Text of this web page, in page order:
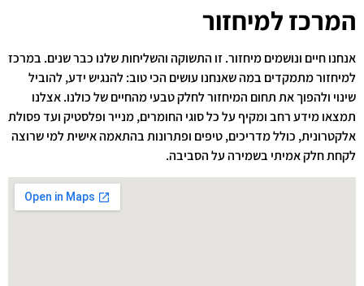
המרכז למיחזור
אנחנו חיים ונושמים מיחזור. זו התשוקה והשליחות שלנו כבר שנים. במרכז
למיחזור מתמקדים במה שאנחנו עושים הכי טוב: להנגיש ידע, להוביל
שינוי ולהפוך את תחום המיחזור לחלק טבעי מהחיים של כולנו. אצלנו
תמצאו מידע רחב ומקיף על כל סוגי החומרים, מנייר ופלסטיק ועד פסולת
אלקטרונית, כולל מדריכים, טיפים ופתרונות בהתאמה אישית למי שרוצה
לקחת חלק אמיתי בשמירה על הסביבה.